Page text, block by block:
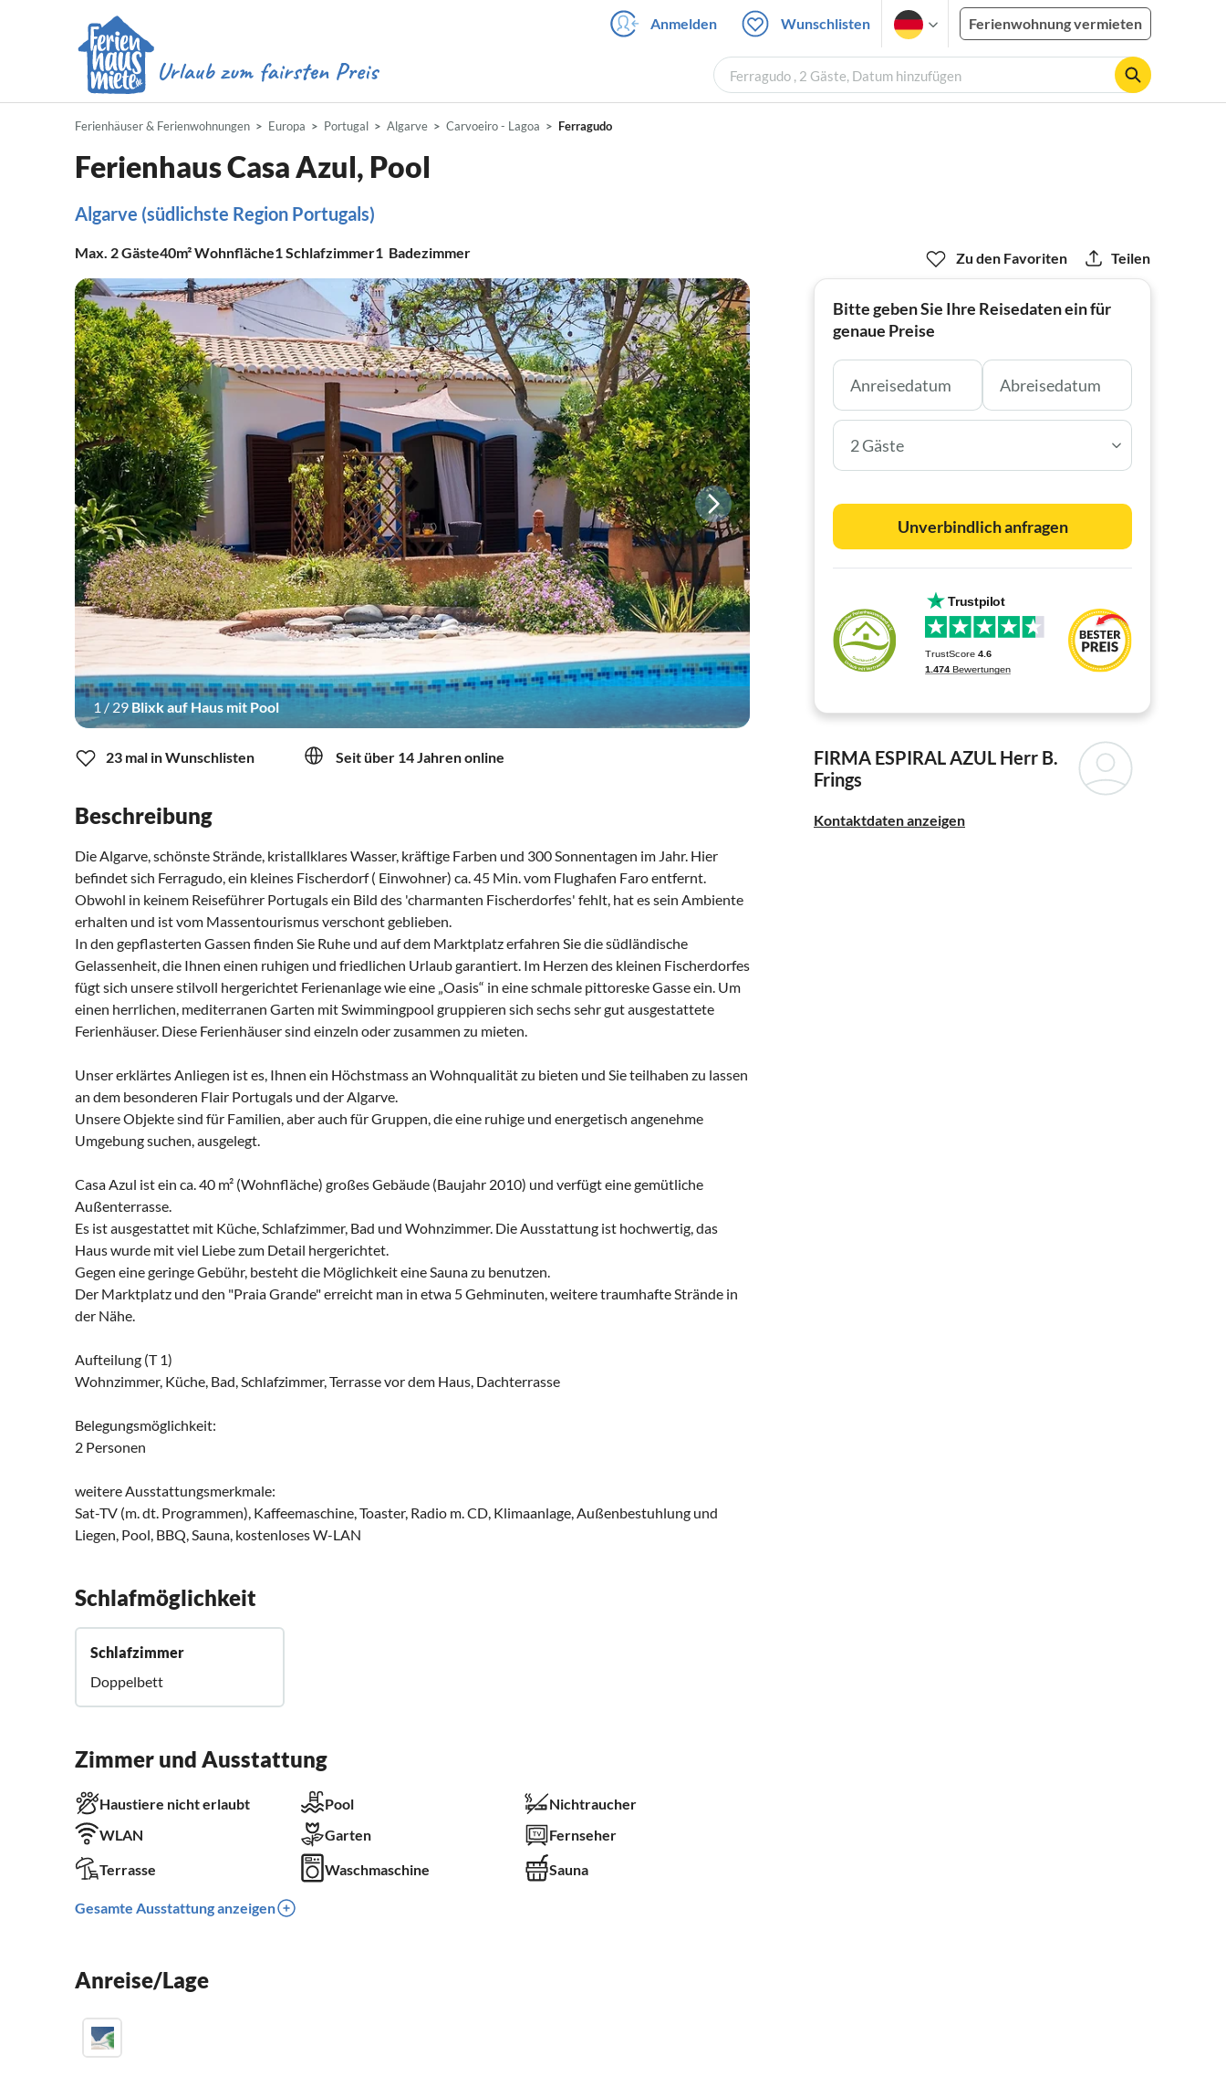
Anmelden Wunschlisten Ferienwohnung vermieten
Ferragudo , 2 Gäste, Datum hinzufügen
Ferienhäuser & Ferienwohnungen Europa Portugal Algarve Carvoeiro - Lagoa Ferragudo
Ferienhaus Casa Azul, Pool
Algarve (südlichste Region Portugals)
Max. 2Gäste40m²Wohnfläche1Schlafzimmer1 Badezimmer
1 / 29 Blixk auf Haus mit Pool
23 mal in Wunschlisten Seit über 14 Jahren online
Beschreibung
Die Algarve, schönste Strände, kristallklares Wasser, kräftige Farben und 300 Sonnentagen im Jahr. Hier
befindet sich Ferragudo, ein kleines Fischerdorf ( Einwohner) ca. 45 Min. vom Flughafen Faro entfernt.
Obwohl in keinem Reiseführer Portugals ein Bild des 'charmanten Fischerdorfes' fehlt, hat es sein Ambiente
erhalten und ist vom Massentourismus verschont geblieben.
In den gepflasterten Gassen finden Sie Ruhe und auf dem Marktplatz erfahren Sie die südländische
Gelassenheit, die Ihnen einen ruhigen und friedlichen Urlaub garantiert. Im Herzen des kleinen Fischerdorfes
fügt sich unsere stilvoll hergerichtet Ferienanlage wie eine „Oasis“ in eine schmale pittoreske Gasse ein. Um
einen herrlichen, mediterranen Garten mit Swimmingpool gruppieren sich sechs sehr gut ausgestattete
Ferienhäuser. Diese Ferienhäuser sind einzeln oder zusammen zu mieten.
Unser erklärtes Anliegen ist es, Ihnen ein Höchstmass an Wohnqualität zu bieten und Sie teilhaben zu lassen
an dem besonderen Flair Portugals und der Algarve.
Unsere Objekte sind für Familien, aber auch für Gruppen, die eine ruhige und energetisch angenehme
Umgebung suchen, ausgelegt.
Casa Azul ist ein ca. 40 m² (Wohnfläche) großes Gebäude (Baujahr 2010) und verfügt eine gemütliche
Außenterrasse.
Es ist ausgestattet mit Küche, Schlafzimmer, Bad und Wohnzimmer. Die Ausstattung ist hochwertig, das
Haus wurde mit viel Liebe zum Detail hergerichtet.
Gegen eine geringe Gebühr, besteht die Möglichkeit eine Sauna zu benutzen.
Der Marktplatz und den "Praia Grande" erreicht man in etwa 5 Gehminuten, weitere traumhafte Strände in
der Nähe.
Aufteilung (T 1)
Wohnzimmer, Küche, Bad, Schlafzimmer, Terrasse vor dem Haus, Dachterrasse
Belegungsmöglichkeit:
2 Personen
weitere Ausstattungsmerkmale:
Sat-TV (m. dt. Programmen), Kaffeemaschine, Toaster, Radio m. CD, Klimaanlage, Außenbestuhlung und
Liegen, Pool, BBQ, Sauna, kostenloses W-LAN
Schlafmöglichkeit
Schlafzimmer
Doppelbett
Zimmer und Ausstattung
Haustiere nicht erlaubt Pool
Nichtraucher
WLAN
Garten
Fernseher
Terrasse
Waschmaschine Sauna
Gesamte Ausstattung anzeigen
Anreise/Lage
Zu den Favoriten Teilen
Bitte geben Sie Ihre Reisedaten ein für
genaue Preise
2 Gäste
Unverbindlich anfragen
FIRMA ESPIRAL AZUL Herr B.
Frings
Kontaktdaten anzeigen